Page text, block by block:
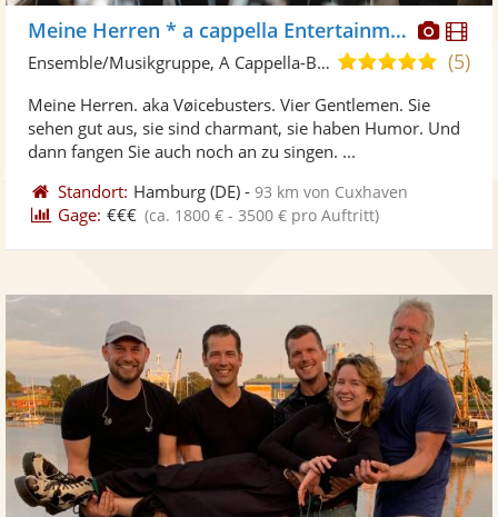
Meine Herren * a cappella Entertainment
5,0(5)
Ensemble/Musikgruppe, A Cappella-Band
Meine Herren. aka Vøicebusters. Vier Gentlemen. Sie
sehen gut aus, sie sind charmant, sie haben Humor. Und
dann fangen Sie auch noch an zu singen. ...
Standort: Hamburg (DE) -93 km von Cuxhaven
Gage: €€€ (ca. 1800 € - 3500 € pro Auftritt)